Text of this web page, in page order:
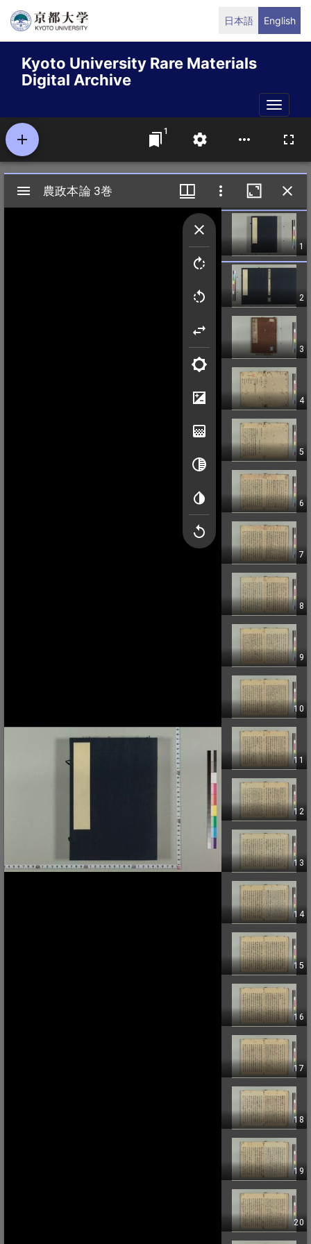
Skip
content
日本語 English
Kyoto University Rare Materials
Digital Archive
Toggle